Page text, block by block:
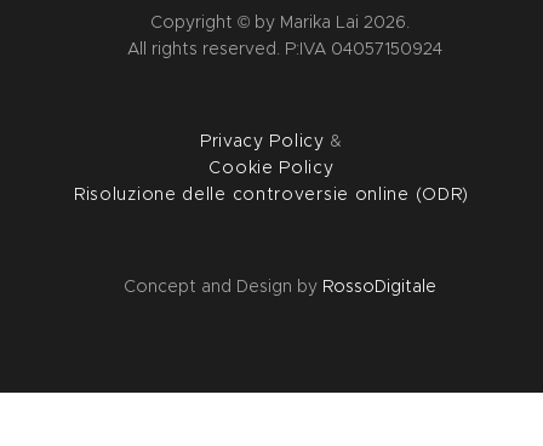
Copyright © by Marika Lai 2026.
All rights reserved. P:IVA 04057150924
Privacy Policy &
Cookie Policy
Risoluzione delle controversie online (ODR)
Concept and Design by RossoDigitale